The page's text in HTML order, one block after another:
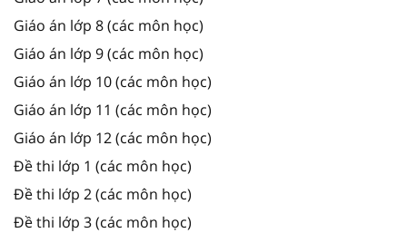
Giáo án lớp 8 (các môn học)
Giáo án lớp 9 (các môn học)
Giáo án lớp 10 (các môn học)
Giáo án lớp 11 (các môn học)
Giáo án lớp 12 (các môn học)
Đề thi lớp 1 (các môn học)
Đề thi lớp 2 (các môn học)
Đề thi lớp 3 (các môn học)